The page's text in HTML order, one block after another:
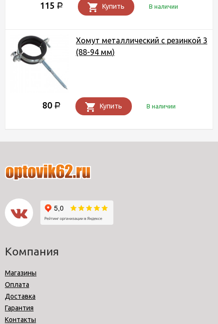
115 Р Купить В наличии
Хомут металлический с резинкой 3
(88-94 мм)
80 Р Купить В наличии
Компания
Магазины
Оплата
Доставка
Гарантия
Контакты